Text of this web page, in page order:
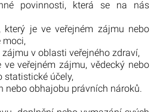
povinnosti, která se na nás
který je ve veřejném zájmu nebo
moci,
v oblasti veřejného zdraví,
veřejném zájmu, vědecký nebo
statistické účely,
nebo obhajobu právních nároků.